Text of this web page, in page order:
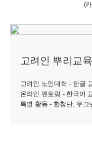
(
고려인 뿌리교
고려인 노인대학 - 한글
온라인 멘토링 - 한국어
특별 활동 - 합창단, 우크